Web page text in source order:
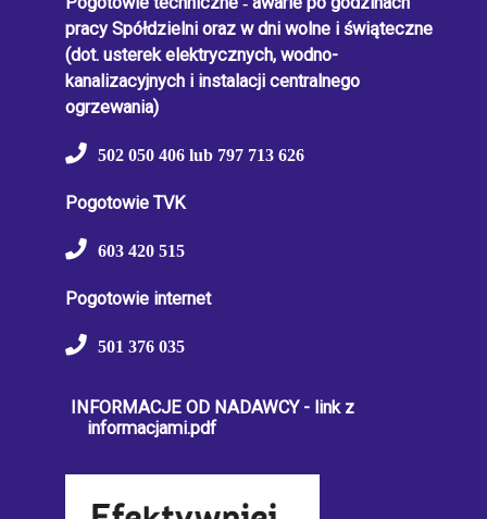
pracy Spółdzielni oraz w dni wolne i świąteczne
(dot. usterek elektrycznych, wodno-
kanalizacyjnych i instalacji centralnego
ogrzewania)
502 050 406 lub 797 713 626
Pogotowie TVK
603 420 515
Pogotowie internet
501 376 035
INFORMACJE OD NADAWCY - link z
informacjami.pdf